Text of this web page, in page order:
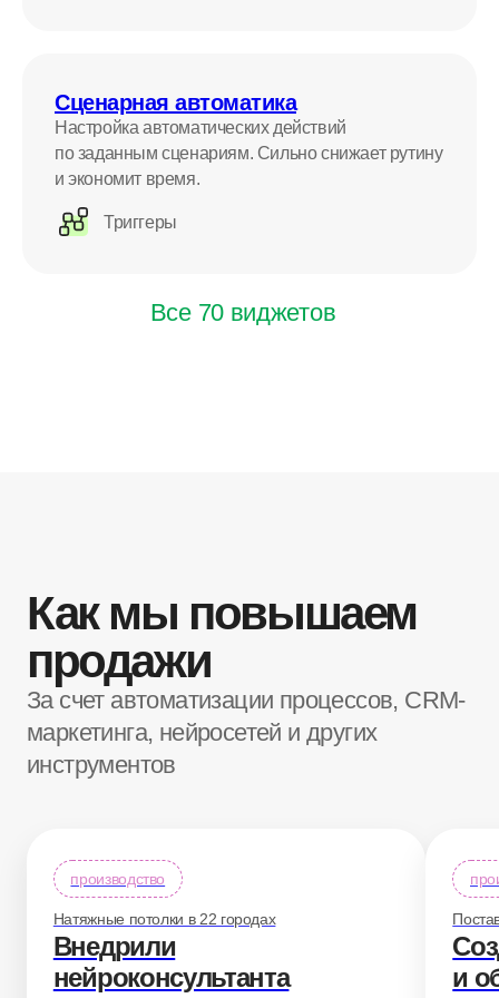
Сценарная автоматика
Настройка автоматических действий
по заданным сценариям. Сильно снижает рутину
и экономит время.
Триггеры
Все 70 виджетов
Читать кейс
№ 1
партнер amoCRM
13
лет на рынке